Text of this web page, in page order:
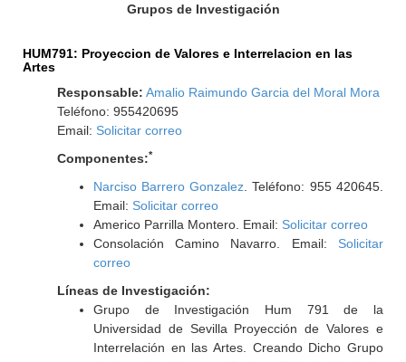
Grupos de Investigación
HUM791: Proyeccion de Valores e Interrelacion en las
Artes
Responsable: Amalio Raimundo Garcia del Moral Mora
Teléfono: 955420695
Email: Solicitar correo
Componentes:*
Narciso Barrero Gonzalez . Teléfono: 955 420645.
Email: Solicitar correo
Americo Parrilla Montero. Email: Solicitar correo
Consolación Camino Navarro. Email: Solicitar
correo
Líneas de Investigación:
Grupo de Investigación Hum 791 de la
Universidad de Sevilla Proyección de Valores e
Interrelación en las Artes. Creando Dicho Grupo